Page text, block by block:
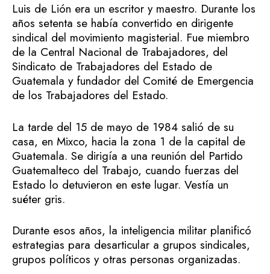
Luis de Lión era un escritor y maestro. Durante los
años setenta se había convertido en dirigente
sindical del movimiento magisterial. Fue miembro
de la Central Nacional de Trabajadores, del
Sindicato de Trabajadores del Estado de
Guatemala y fundador del Comité de Emergencia
de los Trabajadores del Estado.
La tarde del 15 de mayo de 1984 salió de su
casa, en Mixco, hacia la zona 1 de la capital de
Guatemala. Se dirigía a una reunión del Partido
Guatemalteco del Trabajo, cuando fuerzas del
Estado lo detuvieron en este lugar. Vestía un
suéter gris.
Durante esos años, la inteligencia militar planificó
estrategias para desarticular a grupos sindicales,
grupos políticos y otras personas organizadas.